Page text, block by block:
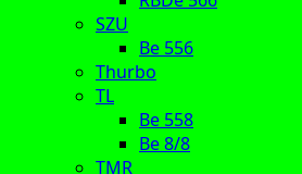
SZU
Be 556
Thurbo
TL
Be 558
Be 8/8
TMR